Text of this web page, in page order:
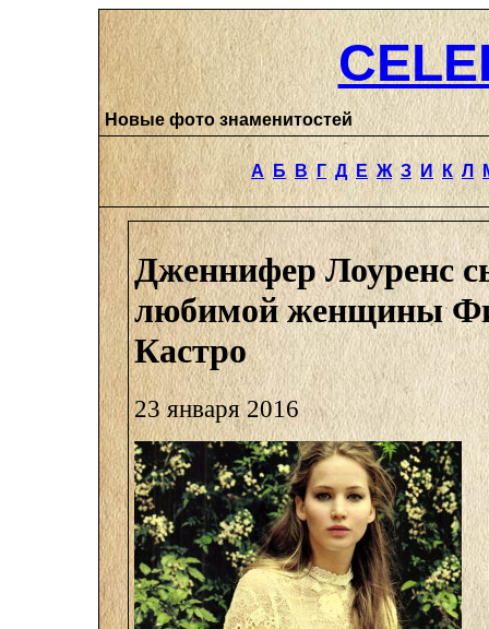
Новые фото знаменитостей
А Б В Г Д Е Ж З И К Л
Дженнифер Лоуренс
любимой женщины
Кастро
23 января 2016